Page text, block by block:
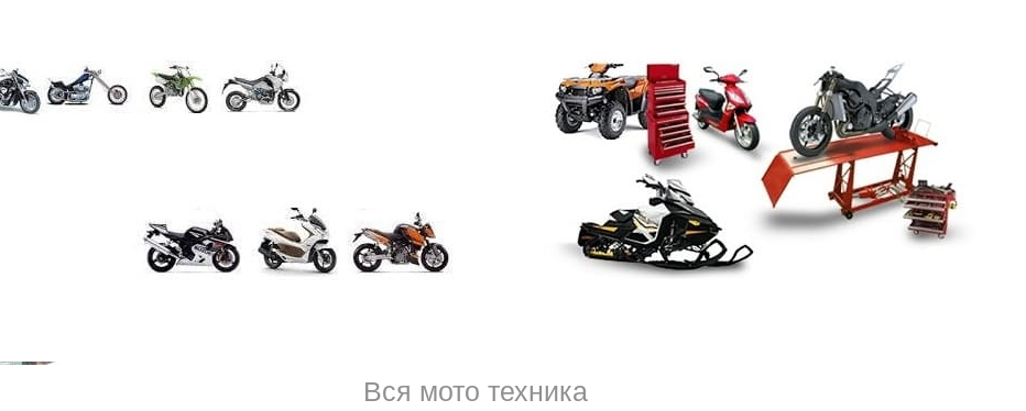
Вся мото техника
ВАЗ, Мерседес, Пежо, Ситроен, Форд, Ауди, легковых и грузовых авто, спецтехники проводится на самых
условиях и Санкт-Петербурга. Сколько времени занимает процедура, и какова цена? Часто ремонт блока
чем 1 день. Для человека, живущего во второй столице, близлежащих районах время очень важно. Оставшись без
много встреч. Кратчайшие сроки выполнения ремонт блока управления двигателем, цена же не изменится
сложности поломки.
охарактеризовать ситуацию. Специалист назовёт ориентировочную сумму. Она может меняться от обстоятельств,
всегда в большую сторону.
случайное неправильное подсоединение клемм аккумулятора;